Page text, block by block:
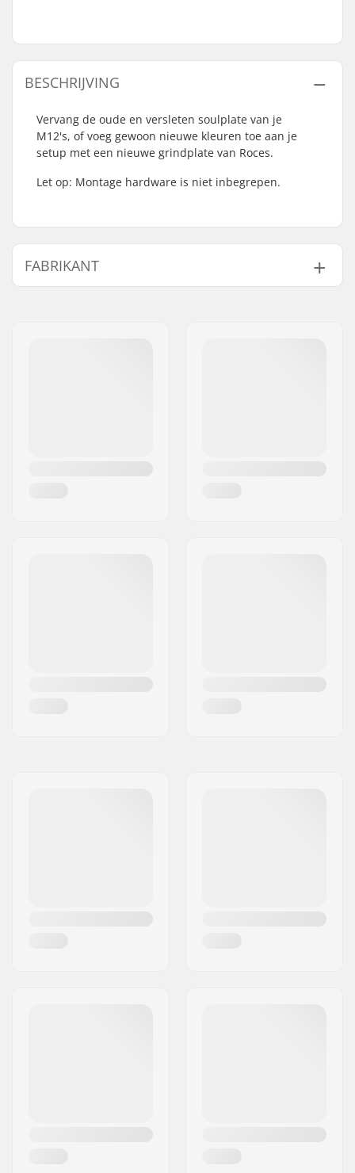
BESCHRIJVING
Vervang de oude en versleten soulplate van je
M12's, of voeg gewoon nieuwe kleuren toe aan je
setup met een nieuwe grindplate van Roces.
Let op: Montage hardware is niet inbegrepen.
FABRIKANT